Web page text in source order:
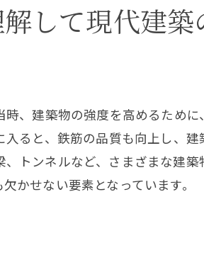
鉄筋の耐久性を高める方
鉄筋の適切な配置方法
結束と固定のテクニック
施工中の品質管理
して現代建
、建築物の強度を高めるため
ると、鉄筋の品質も向上し、
トンネルなど、さまざまな建
かせない要素となっています。